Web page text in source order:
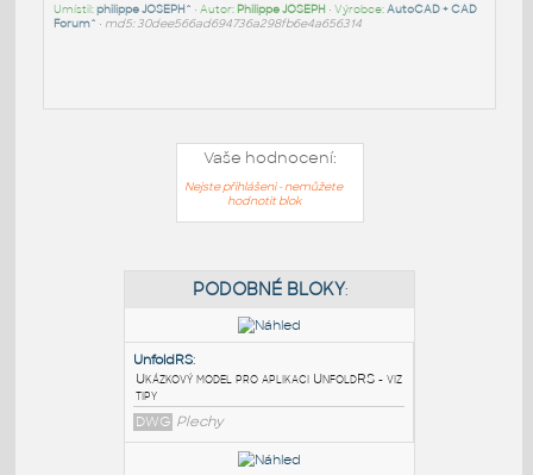
Umístil:philippe JOSEPH^ • Autor: Philippe JOSEPH • Výrobce:AutoCAD + CAD
Forum^ • md5: 30dee566ad694736a298fb6e4a656314
Vaše hodnocení:
Nejste přihlášeni - nemůžete
hodnotit blok
PODOBNÉ BLOKY